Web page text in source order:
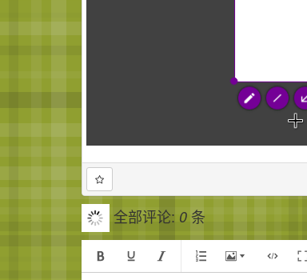
全部评论: 0 条